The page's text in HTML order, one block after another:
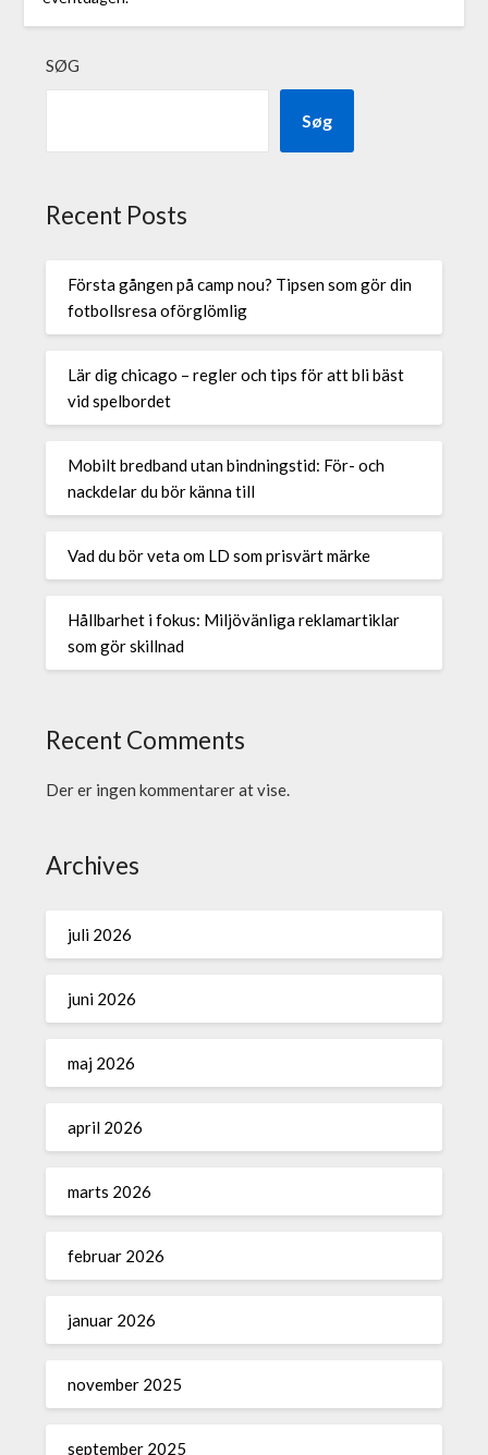
SØG
Søg
Recent Posts
Första gången på camp nou? Tipsen som gör din
fotbollsresa oförglömlig
Lär dig chicago – regler och tips för att bli bäst
vid spelbordet
Mobilt bredband utan bindningstid: För- och
nackdelar du bör känna till
Vad du bör veta om LD som prisvärt märke
Hållbarhet i fokus: Miljövänliga reklamartiklar
som gör skillnad
Recent Comments
Der er ingen kommentarer at vise.
Archives
juli 2026
juni 2026
maj 2026
april 2026
marts 2026
februar 2026
januar 2026
november 2025
september 2025